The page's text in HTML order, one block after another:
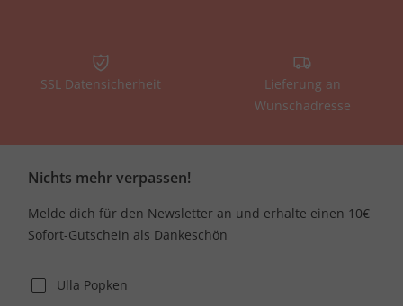
SSL Datensicherheit
Lieferung an
Wunschadresse
Nichts mehr verpassen!
Melde dich für den Newsletter an und erhalte einen 10€
Sofort-Gutschein als Dankeschön
Ulla Popken